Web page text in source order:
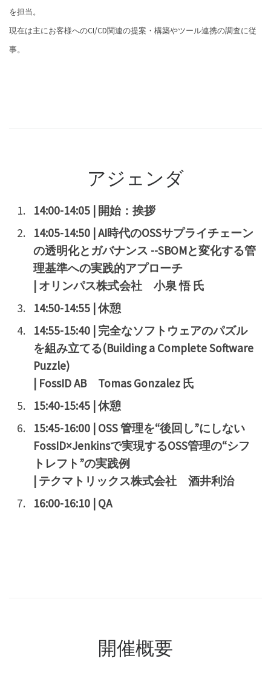
を担当。
現在は主にお客様へのCI/CD関連の提案・構築やツール連携の調査に従
事。
アジェンダ
14:00-14:05 | 開始：挨拶
14:05-14:50 | AI時代のOSSサプライチェーン
の透明化とガバナンス --SBOMと変化する管
理基準への実践的アプローチ
| オリンパス株式会社 小泉 悟 氏
14:50-14:55 | 休憩
14:55-15:40 | 完全なソフトウェアのパズル
を組み立てる(Building a Complete Software
Puzzle)
| FossID AB Tomas Gonzalez 氏
15:40-15:45 | 休憩
15:45-16:00 | OSS 管理を“後回し”にしない
FossID×Jenkinsで実現するOSS管理の“シフ
トレフト”の実践例
| テクマトリックス株式会社 酒井利治
16:00-16:10 | QA
開催概要